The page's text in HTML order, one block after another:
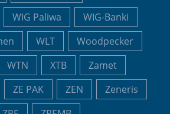
WIG Paliwa
WIG-Banki
WLT
Woodpecker
WTN XTB
Zamet
ZE PAK ZEN
Zeneris